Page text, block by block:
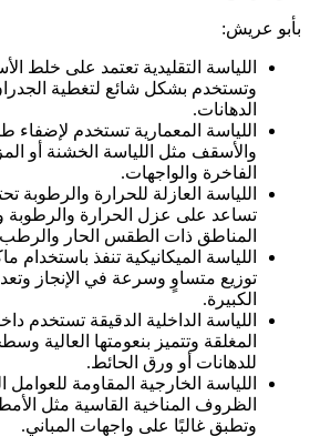
بأبو عريش:
اللياسة التقليدية تعتمد على خلط
وتستخدم بشكل شائع لتغطية
الدهانات.
اللياسة المعمارية تستخدم لإضفاء
والأسقف مثل اللياسة الخشنة أو
الفاخرة والواجهات.
اللياسة العازلة للحرارة
تساعد على عزل الحرارة والرطوبة
المناطق ذات الطقس الحار
اللياسة الميكانيكية تنفذ
توزيع متساوٍ وسرعة في الإنجاز وتعد
الكبيرة.
اللياسة الداخلية الدقيقة تستخدم
المغلقة وتتميز بنعومتها العالية
للدهانات أو ورق الحائط.
اللياسة الخارجية المقاومة
الظروف المناخية القاسية مثل
وتطبق غالبًا على واجهات المباني.